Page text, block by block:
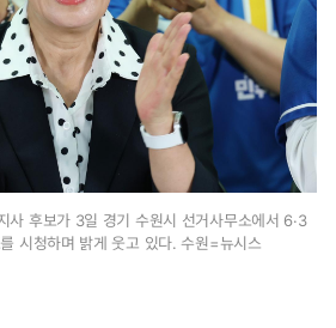
사 후보가 3일 경기 수원시 선거사무소에서 6·3
시청하며 밝게 웃고 있다. 수원=뉴시스